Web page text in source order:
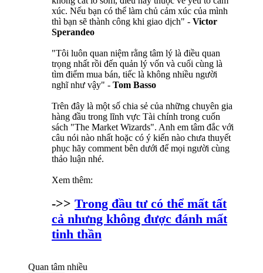
xúc. Nếu bạn có thể làm chủ cảm xúc của mình
thì bạn sẽ thành công khi giao dịch" - Victor
Sperandeo
"Tôi luôn quan niệm rằng tâm lý là điều quan
trọng nhất rồi đến quản lý vốn và cuối cùng là
tìm điểm mua bán, tiếc là không nhiều người
nghĩ như vậy" - Tom Basso
Trên đây là một số chia sẻ của những chuyên gia
hàng đầu trong lĩnh vực Tài chính trong cuốn
sách "The Market Wizards". Anh em tâm đắc với
câu nói nào nhất hoặc có ý kiến nào chưa thuyết
phục hãy comment bên dưới để mọi người cùng
thảo luận nhé.
Xem thêm:
->> Trong đầu tư có thể mất tất
cả nhưng không được đánh mất
tinh thần
Quan tâm nhiều